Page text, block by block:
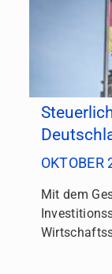
OKTOBER
Mit dem